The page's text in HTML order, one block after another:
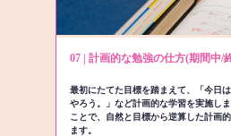
07 | 計画的な勉強の仕方(期間中/
最初にたてた目標を踏まえて、「今日
やろう。」など計画的な学習を実施し
ことで、自然と目標から逆算した計画
ます。